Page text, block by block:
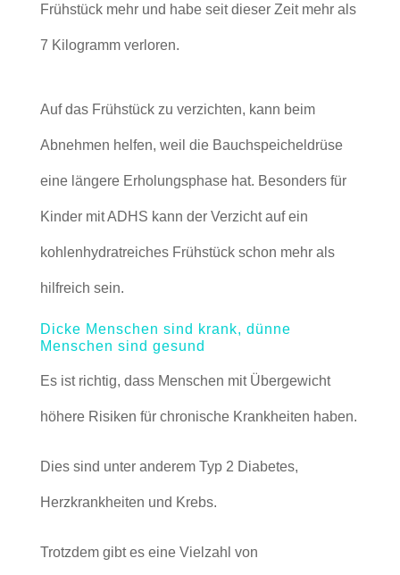
Frühstück mehr und habe seit dieser Zeit mehr als
7 Kilogramm verloren.
Auf das Frühstück zu verzichten, kann beim
Abnehmen helfen, weil die Bauchspeicheldrüse
eine längere Erholungsphase hat. Besonders für
Kinder mit ADHS kann der Verzicht auf ein
kohlenhydratreiches Frühstück schon mehr als
hilfreich sein.
Dicke Menschen sind krank, dünne
Menschen sind gesund
Es ist richtig, dass Menschen mit Übergewicht
höhere Risiken für chronische Krankheiten haben.
Dies sind unter anderem Typ 2 Diabetes,
Herzkrankheiten und Krebs.
Trotzdem gibt es eine Vielzahl von